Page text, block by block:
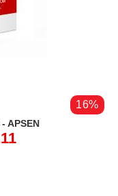
16%
APSEN